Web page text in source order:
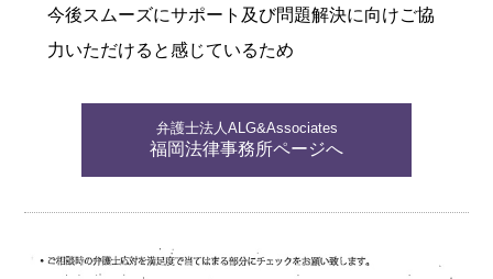
今後スムーズにサポート及び問題解決に向けご協
力いただけると感じているため
弁護士法人ALG&Associates
福岡法律事務所ページへ